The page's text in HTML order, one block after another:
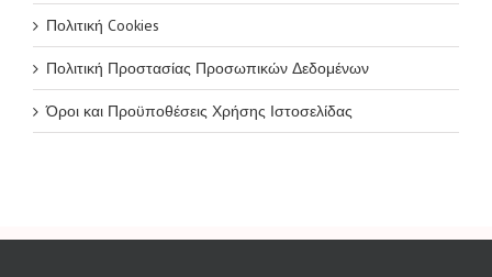
Πολιτική Cookies
Πολιτική Προστασίας Προσωπικών Δεδομένων
Όροι και Προϋποθέσεις Χρήσης Ιστοσελίδας